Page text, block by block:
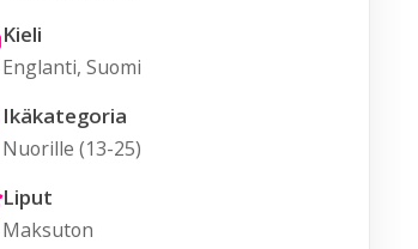
Kieli
Englanti, Suomi
Ikäkategoria
Nuorille (13-25)
Liput
Maksuton